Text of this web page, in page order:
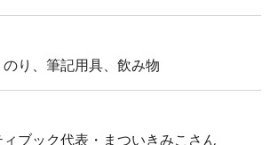
り、筆記用具、飲み物
ブック代表・まついきみこさん